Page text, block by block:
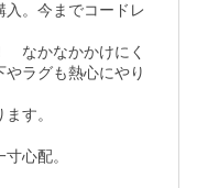
入。今までコードレ
なかなかかけにく
ラグも熱心にやり
す。
心配。